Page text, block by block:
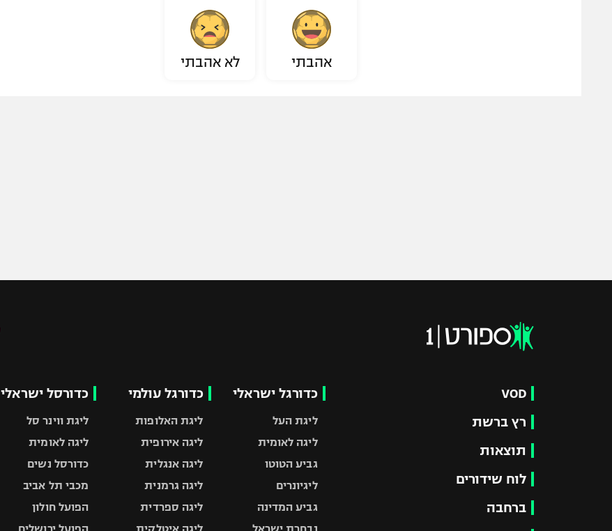
אהבתי לא אהבתי
VOD
רץ ברשת
תוצאות
לוח שידורים
ברחבה
כדורגל ישראלי
ליגת העל
ליגה לאומית
גביע הטוטו
ליגיונרים
גביע המדינה
נבחרת ישראל
כדורגל עולמי
ליגת האלופות
ליגה אירופית
ליגה אנגלית
ליגה גרמנית
ליגה ספרדית
ליגה איטלקית
כדורסל ישראלי
ליגת ווינר סל
ליגה לאומית
כדורסל נשים
מכבי תל אביב
הפועל חולון
הפועל ירושלים